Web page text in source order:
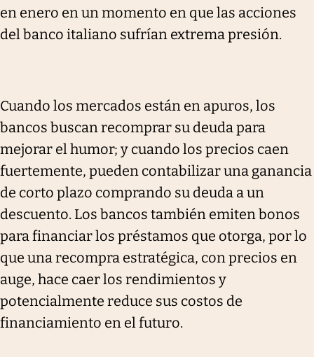
en enero en un momento en que las acciones
del banco italiano sufrían extrema presión.
Cuando los mercados están en apuros, los
bancos buscan recomprar su deuda para
mejorar el humor; y cuando los precios caen
fuertemente, pueden contabilizar una ganancia
de corto plazo comprando su deuda a un
descuento. Los bancos también emiten bonos
para financiar los préstamos que otorga, por lo
que una recompra estratégica, con precios en
auge, hace caer los rendimientos y
potencialmente reduce sus costos de
financiamiento en el futuro.